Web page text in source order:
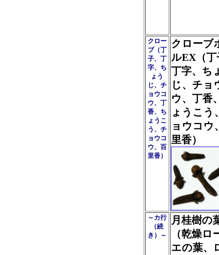
クロー
ブ（丁
子、丁
字、ち
ょう
じ、チ
ョウコ
ウ、丁
香、ち
ょうこ
う、チ
ョウコ
ウ、百
里香）
クローブ
ルEX（丁
丁字、ち
じ、チョ
ウ、丁香
ょうこう
ョウコウ
里香）
～カ行
（続
き）～
月桂樹の
（乾燥ロ
エの葉、